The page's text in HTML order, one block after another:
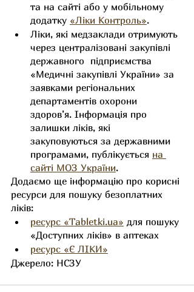
та на сайті або у мобільному
додатку «Ліки Контроль».
Ліки, які медзаклади отримують
через централізовані закупівлі
державного  підприємства
«Медичні закупівлі України» за
заявками регіональних
департаментів охорони
здоров’я. Інформація про
залишки ліків, які
закуповуються за державними
програмами, публікується на
сайті МОЗ України.
Додаємо ще інформацію про корисні
ресурси для пошуку безоплатних
ліків:
ресурс «Tabletki.ua» для пошуку
«Доступних ліків» в аптеках
ресурс «Є ЛІКИ»
Джерело: НСЗУ